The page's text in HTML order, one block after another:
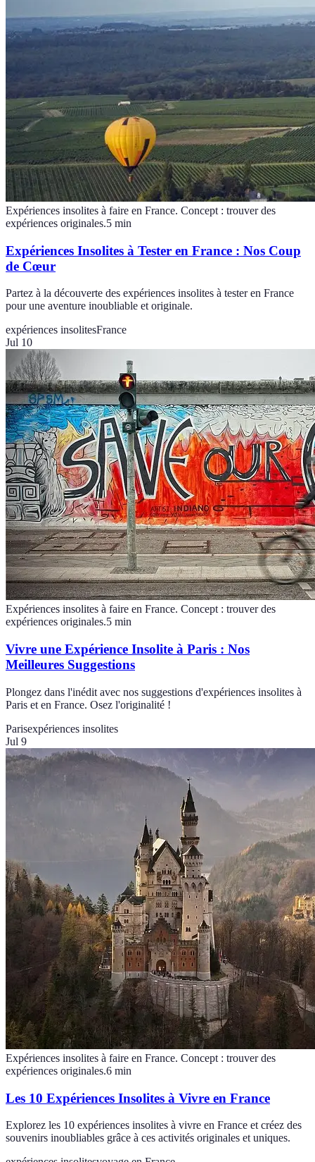
Expériences insolites à faire en France. Concept : trouver des
expériences originales.5 min
Expériences Insolites à Tester en France : Nos Coup
de Cœur
Partez à la découverte des expériences insolites à tester en France
pour une aventure inoubliable et originale.
expériences insolitesFrance
Jul 10
Expériences insolites à faire en France. Concept : trouver des
expériences originales.5 min
Vivre une Expérience Insolite à Paris : Nos
Meilleures Suggestions
Plongez dans l'inédit avec nos suggestions d'expériences insolites à
Paris et en France. Osez l'originalité !
Parisexpériences insolites
Jul 9
Expériences insolites à faire en France. Concept : trouver des
expériences originales.6 min
Les 10 Expériences Insolites à Vivre en France
Explorez les 10 expériences insolites à vivre en France et créez des
souvenirs inoubliables grâce à ces activités originales et uniques.